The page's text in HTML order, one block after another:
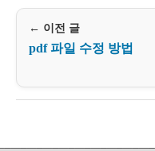
← 이전 글
pdf 파일 수정 방법